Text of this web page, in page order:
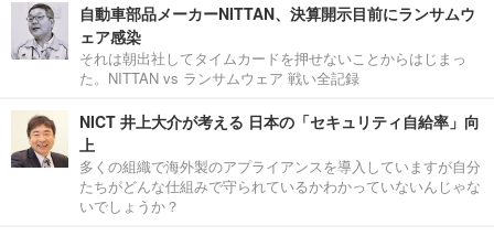
自動車部品メーカーNITTAN、決算開示目前にランサムウ
ェア感染
それは朝出社してタイムカードを押せないことからはじまっ
た。NITTAN vs ランサムウェア 戦い全記録
NICT 井上大介が考える 日本の「セキュリティ自給率」向
上
多くの組織で海外製のアプライアンスを導入していますが自分
たちがどんな仕組みで守られているかわかっていないんじゃな
いでしょうか？